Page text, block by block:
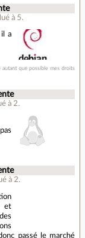
à 5.
il a
autant que possible mes droits
à 2.
à 2.
et
passé le marché